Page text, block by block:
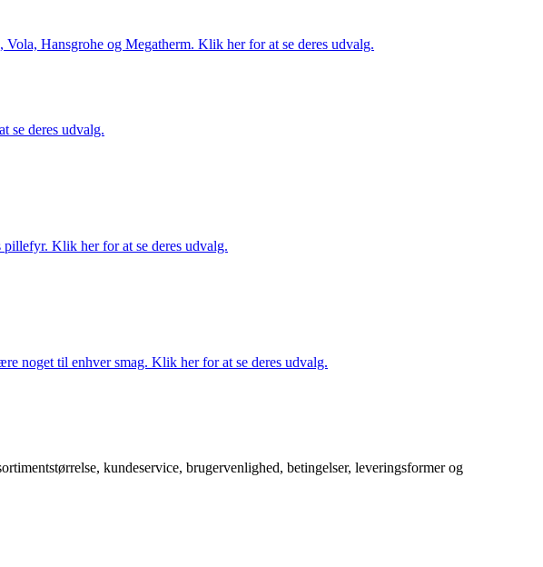
Hansgrohe og Megatherm. Klik her for at se deres udvalg.
se deres udvalg.
Klik her for at se deres udvalg.
noget til enhver smag. Klik her for at se deres udvalg.
kundeservice, brugervenlighed, betingelser, leveringsformer og